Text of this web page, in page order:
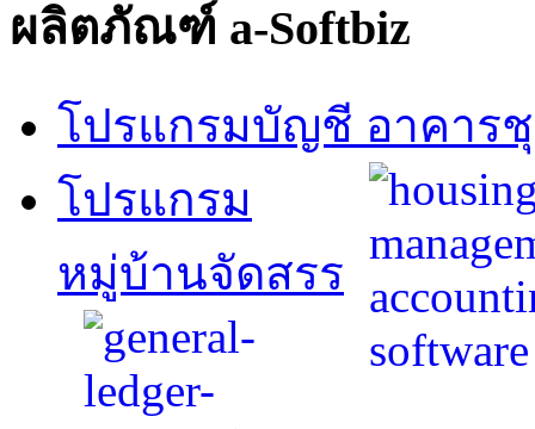
ผลิตภัณฑ์ a-Softbiz
โปรแกรมบัญชี อาคาร
โปรแกรม
หมู่บ้านจัดสรร